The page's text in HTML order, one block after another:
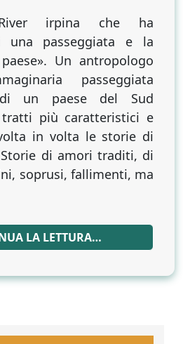
irpina che ha
una passeggiata e la
Un antropologo
passeggiata
un paese del Sud
tratti più caratteristici e
in volta le storie di
di amori traditi, di
soprusi, fallimenti, ma
LA LETTURA…